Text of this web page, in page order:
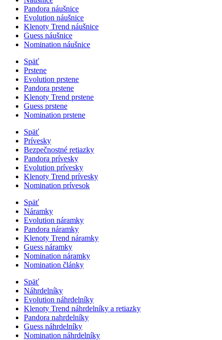
Pandora náušnice
Evolution náušnice
Klenoty Trend náušnice
Guess náušnice
Nomination náušnice
Späť
Prstene
Evolution prstene
Pandora prstene
Klenoty Trend prstene
Guess prstene
Nomination prstene
Späť
Prívesky
Bezpečnostné retiazky
Pandora prívesky
Evolution prívesky
Klenoty Trend prívesky
Nomination prívesok
Späť
Náramky
Evolution náramky
Pandora náramky
Klenoty Trend náramky
Guess náramky
Nomination náramky
Nomination články
Späť
Náhrdelníky
Evolution náhrdelníky
Klenoty Trend náhrdelníky a retiazky
Pandora nahrdelníky
Guess náhrdelníky
Nomination náhrdelníky